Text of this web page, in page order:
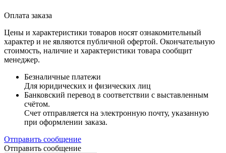
Оплата заказа
Цены и характеристики товаров носят ознакомительный
характер и не являются публичной офертой. Окончательную
стоимость, наличие и характеристики товара сообщит
менеджер.
Безналичные платежи
Для юридических и физических лиц
Банковский перевод в соответствии с выставленным
счётом.
Счет отправляется на электронную почту, указанную
при оформлении заказа.
Отправить сообщение
Отправить сообщение